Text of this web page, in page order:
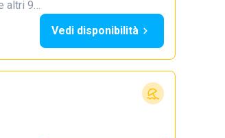
altri 9…
Vedi disponibilità